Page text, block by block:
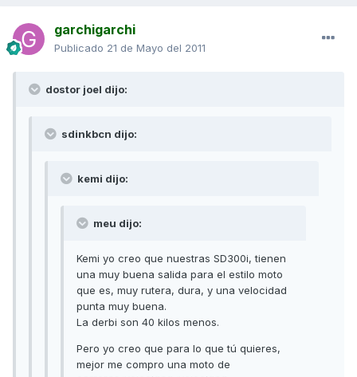
garchigarchi
Publicado 21 de Mayo del 2011
dostor joel dijo:
sdinkbcn dijo:
kemi dijo:
meu dijo:
Kemi yo creo que nuestras SD300i, tienen
una muy buena salida para el estilo moto
que es, muy rutera, dura, y una velocidad
punta muy buena.
La derbi son 40 kilos menos.
Pero yo creo que para lo que tú quieres,
mejor me compro una moto de